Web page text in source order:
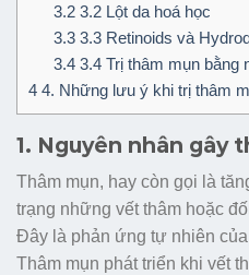
3.23.2 Lột da hoá học
3.33.3 Retinoids và
3.43.4 Trị thâm mụn bằng
4 4. Những lưu ý khi trị thâm
1. Nguyên nhân gây
Thâm mụn, hay còn gọi là
trạng những vết thâm hoặc
Đây là phản ứng tự nhiên
Thâm mụn phát triển khi vết